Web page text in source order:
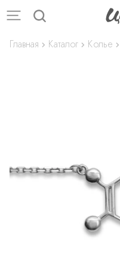
Главная Каталог Колье